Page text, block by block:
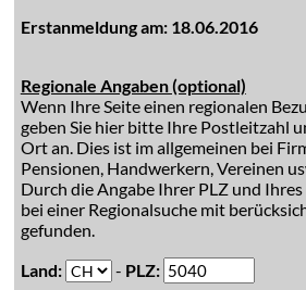
Erstanmeldung am: 18.06.2016
Regionale Angaben (optional)
Wenn Ihre Seite einen regionalen
geben Sie hier bitte Ihre Postleitzahl
Ort an. Dies ist im allgemeinen bei
Pensionen, Handwerkern, Vereinen
Durch die Angabe Ihrer PLZ und
bei einer Regionalsuche mit
gefunden.
Land:
- PLZ: